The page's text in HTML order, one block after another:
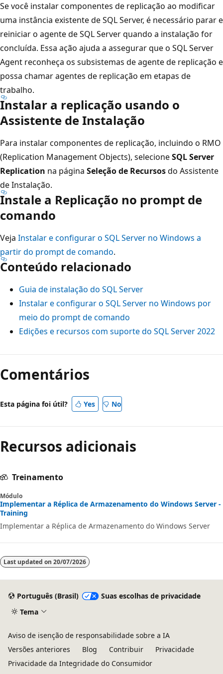
Se você instalar componentes de replicação ao modificar
uma instância existente de SQL Server, é necessário parar e
reiniciar o agente de SQL Server quando a instalação for
concluída. Essa ação ajuda a assegurar que o SQL Server
Agent reconheça os subsistemas de agente de replicação e
possa chamar agentes de replicação em etapas de
trabalho.
Instalar a replicação usando o
Assistente de Instalação
Para instalar componentes de replicação, incluindo o RMO
(Replication Management Objects), selecioneSQL Server
Replication na página Seleção de Recursosdo Assistente
de Instalação.
Instale a Replicação no prompt de
comando
Veja Instalar e configurar o SQL Server no Windows a
partir do prompt de comando.
Conteúdo relacionado
Guia de instalação do SQL Server
Instalar e configurar o SQL Server no Windows por
meio do prompt de comando
Edições e recursos com suporte do SQL Server 2022
Modo
de
leitura
Comentários
Esta página foi útil? Yes No
Recursos adicionais
Treinamento
Módulo
Implementar a Réplica de Armazenamento do Windows Server -
Training
Implementar a Réplica de Armazenamento do Windows Server
Last updated on 20/07/2026
Português (Brasil)
Suas escolhas de privacidade
Tema
Aviso de isenção de responsabilidade sobre a IA
Versões anteriores
Blog Contribuir
Privacidade
Privacidade da Integridade do Consumidor